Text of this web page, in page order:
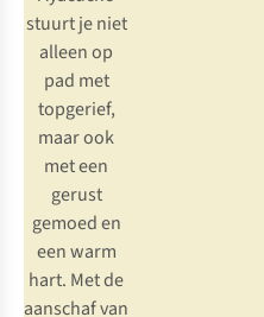
stuurt je niet
alleen op
pad met
topgerief,
maar ook
met een
gerust
gemoed en
een warm
hart. Met de
aanschaf van